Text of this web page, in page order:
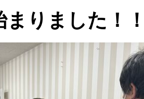
まりました！